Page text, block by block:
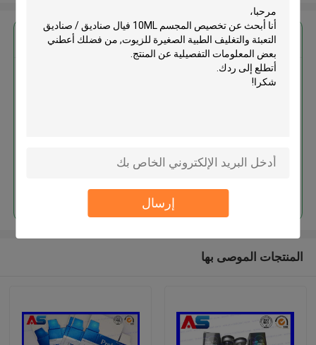
إرسال
احصل على افضل سعر ل
استمر
المنتجات الموصى بها